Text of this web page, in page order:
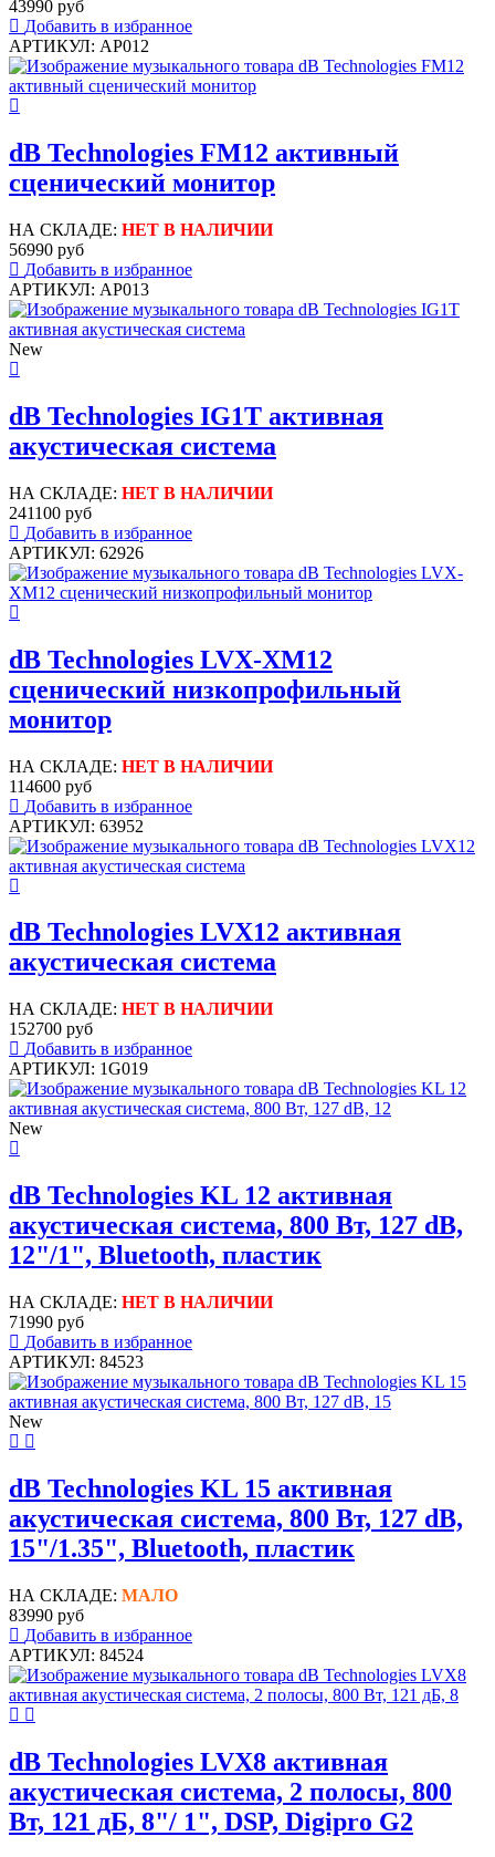
43990 руб
Добавить в избранное
АРТИКУЛ: AP012
dB Technologies FM12 активный
сценический монитор
НА СКЛАДЕ: НЕТ В НАЛИЧИИ
56990 руб
Добавить в избранное
АРТИКУЛ: AP013
New
dB Technologies IG1T активная
акустическая система
НА СКЛАДЕ: НЕТ В НАЛИЧИИ
241100 руб
Добавить в избранное
АРТИКУЛ: 62926
dB Technologies LVX-XM12
сценический низкопрофильный
монитор
НА СКЛАДЕ: НЕТ В НАЛИЧИИ
114600 руб
Добавить в избранное
АРТИКУЛ: 63952
dB Technologies LVX12 активная
акустическая система
НА СКЛАДЕ: НЕТ В НАЛИЧИИ
152700 руб
Добавить в избранное
АРТИКУЛ: 1G019
New
dB Technologies KL 12 активная
акустическая система, 800 Вт, 127 dB,
12"/1", Bluetooth, пластик
НА СКЛАДЕ: НЕТ В НАЛИЧИИ
71990 руб
Добавить в избранное
АРТИКУЛ: 84523
New
dB Technologies KL 15 активная
акустическая система, 800 Вт, 127 dB,
15"/1.35", Bluetooth, пластик
НА СКЛАДЕ: МАЛО
83990 руб
Добавить в избранное
АРТИКУЛ: 84524
dB Technologies LVX8 активная
акустическая система, 2 полосы, 800
Вт, 121 дБ, 8"/ 1", DSP, Digipro G2